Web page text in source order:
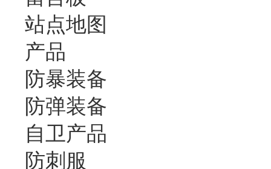
站点地图
产品
防暴装备
防弹装备
自卫产品
防刺服